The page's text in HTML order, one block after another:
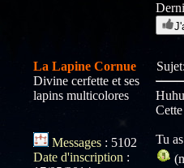
La Lapine Cornue
Divine cerfette et ses
lapins multicolores
Messages : 5102
Date d'inscription :
Tu